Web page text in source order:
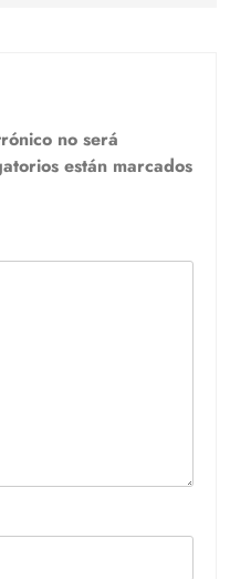
no será
están marcados